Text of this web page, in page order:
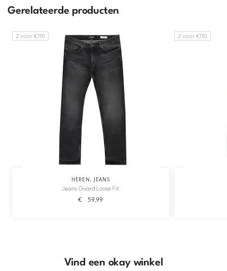
Gerelateerde producten
2 voor €110
HEREN, JEANS
Jeans Guard Loose Fit
€ 59,99
2 voor €110
Vind een okay winkel